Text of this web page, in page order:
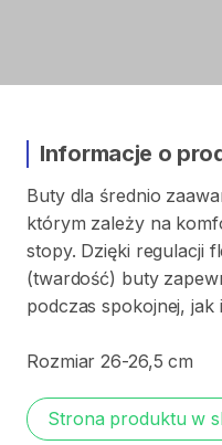
Informacje o
Buty dla średnio
którym zależy na
stopy. Dzięki regulacji
(twardość) buty
podczas spokojnej​,​ jak i
Rozmiar 26-26​,​5 cm
Strona produktu w